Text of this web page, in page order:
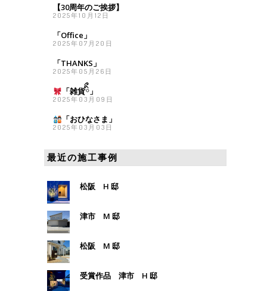
【30周年のご挨拶】
2025年10月12日
「Office」
2025年07月20日
「THANKS」
2025年05月26日
「雑貨ིྀ」
2025年03月09日
「おひなさま 」
2025年03月03日
最近の施工事例
松阪 H 邸
津市 M 邸
松阪 M 邸
受賞作品 津市 H 邸